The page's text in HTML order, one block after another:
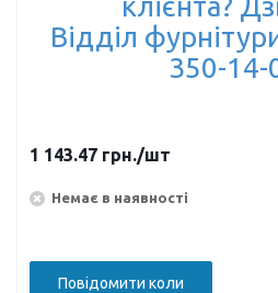
Відділ
350-14-
1 143.47 грн./шт
Немає в наявності
Повідомити коли